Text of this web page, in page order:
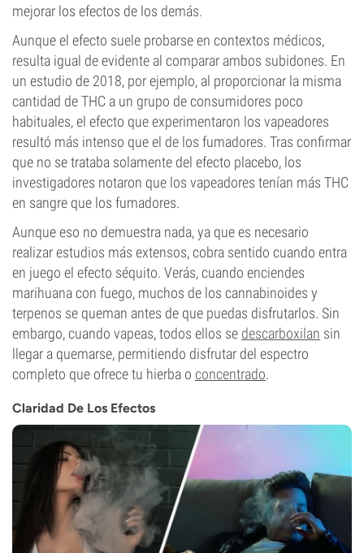
mejorar los efectos de los demás.
Aunque el efecto suele probarse en contextos médicos,
resulta igual de evidente al comparar ambos subidones. En
un estudio de 2018, por ejemplo, al proporcionar la misma
cantidad de THC a un grupo de consumidores poco
habituales, el efecto que experimentaron los vapeadores
resultó más intenso que el de los fumadores. Tras confirmar
que no se trataba solamente del efecto placebo, los
investigadores notaron que los vapeadores tenían más THC
en sangre que los fumadores.
Aunque eso no demuestra nada, ya que es necesario
realizar estudios más extensos, cobra sentido cuando entra
en juego el efecto séquito. Verás, cuando enciendes
marihuana con fuego, muchos de los cannabinoides y
terpenos se queman antes de que puedas disfrutarlos. Sin
embargo, cuando vapeas, todos ellos se descarboxilan sin
llegar a quemarse, permitiendo disfrutar del espectro
completo que ofrece tu hierba o concentrado.
Claridad De Los Efectos